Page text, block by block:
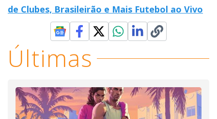
de Clubes, Brasileirão e Mais Futebol ao Vivo
Últimas